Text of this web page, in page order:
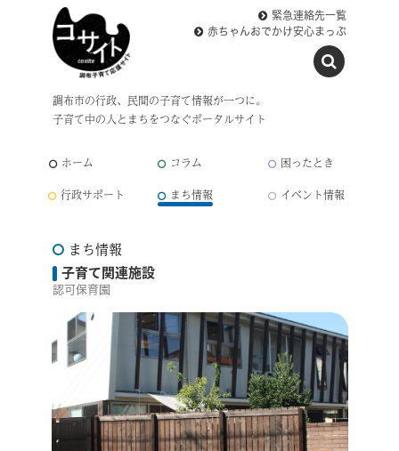
調布市の行政、民間の子育て情報が一つに。
子育て中の人とまちをつなぐポータルサイト
緊急連絡先一覧
赤ちゃんおでかけ安心まっぷ
ホーム コラム
困ったとき
行政サポート
まち情報 イベント情報
まち情報
子育て関連施設
認可保育園